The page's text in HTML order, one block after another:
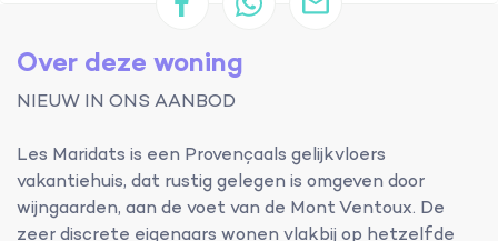
Over deze woning
NIEUW IN ONS AANBOD
Les Maridats is een Provençaals gelijkvloers
vakantiehuis, dat rustig gelegen is omgeven door
wijngaarden, aan de voet van de Mont Ventoux. De
zeer discrete eigenaars wonen vlakbij op hetzelfde